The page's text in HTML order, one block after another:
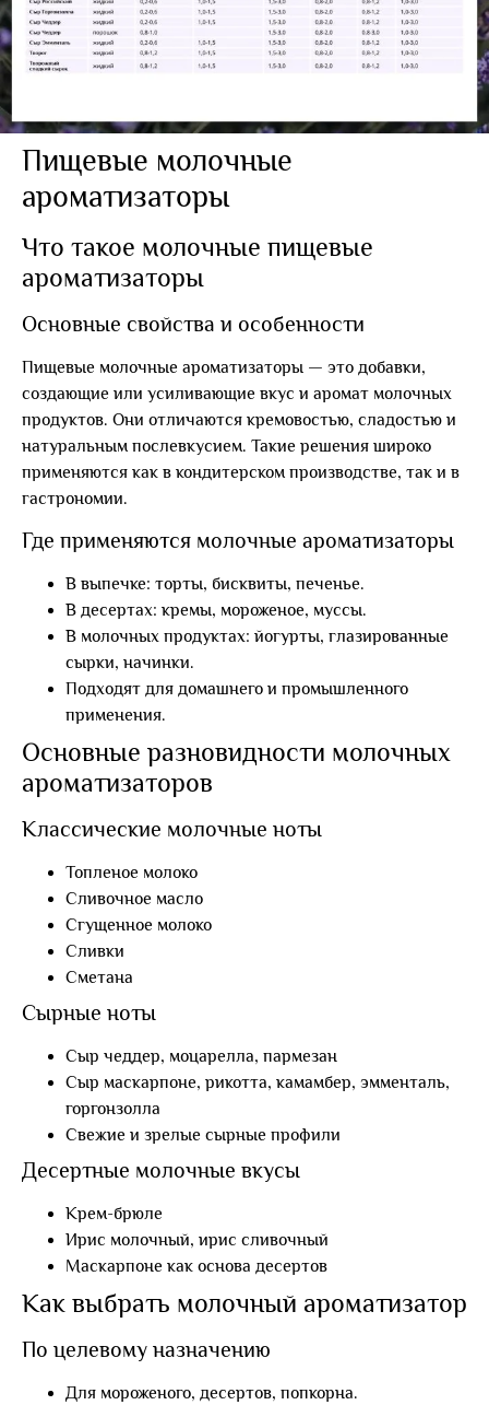
Пищевые молочные
ароматизаторы
Что такое молочные пищевые
ароматизаторы
Основные свойства и особенности
Пищевые молочные ароматизаторы — это добавки,
создающие или усиливающие вкус и аромат молочных
продуктов. Они отличаются кремовостью, сладостью и
натуральным послевкусием. Такие решения широко
применяются как в кондитерском производстве, так и в
гастрономии.
Где применяются молочные ароматизаторы
В выпечке: торты, бисквиты, печенье.
В десертах: кремы, мороженое, муссы.
В молочных продуктах: йогурты, глазированные
сырки, начинки.
Подходят для домашнего и промышленного
применения.
Основные разновидности молочных
ароматизаторов
Классические молочные ноты
Топленое молоко
Сливочное масло
Сгущенное молоко
Сливки
Сметана
Сырные ноты
Сыр чеддер, моцарелла, пармезан
Сыр маскарпоне, рикотта, камамбер, эмменталь,
горгонзолла
Свежие и зрелые сырные профили
Десертные молочные вкусы
Крем-брюле
Ирис молочный, ирис сливочный
Маскарпоне как основа десертов
Как выбрать молочный ароматизатор
По целевому назначению
Для мороженого, десертов, попкорна.